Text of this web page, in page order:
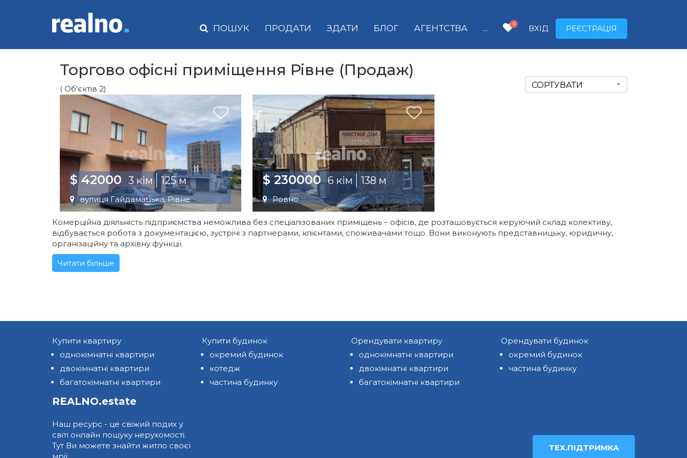
ПОШУК ПРОДАТИ ЗДАТИ БЛОГ АГЕНТСТВА ... 0 ВХІД РЕЄСТРАЦІЯ
Торгово офісні приміщення Рівне (Продаж)
( Об'єктів 2) СОРТУВАТИ
$ 42000 3 кім 125 м
вулиця Гайдамацька, Рівне
$ 230000 6 кім 138 м
Ровно
Комерційна діяльність підприємства неможлива без спеціалізованих приміщень – офісів, де розташовується керуючий склад колективу,
відбувається робота з документацією, зустрічі з партнерами, клієнтами, споживачами тощо. Вони виконують представницьку, юридичну,
організаційну та архівну функції.
Читати більше
Купити квартиру
однокімнатні квартири
двокімнатні квартири
багатокімнатні квартири
Купити будинок
окремий будинок
котедж
частина будинку
Орендувати квартиру
однокімнатні квартири
двокімнатні квартири
багатокімнатні квартири
Орендувати будинок
окремий будинок
частина будинку
REALNO.estate
Наш ресурс - це свіжий подих у
світі онлайн пошуку нерухомості.
Тут Ви можете знайти житло своєї
ТЕХ.ПІДТРИМКА